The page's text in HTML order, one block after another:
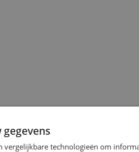
vergelijkbare technologieën om